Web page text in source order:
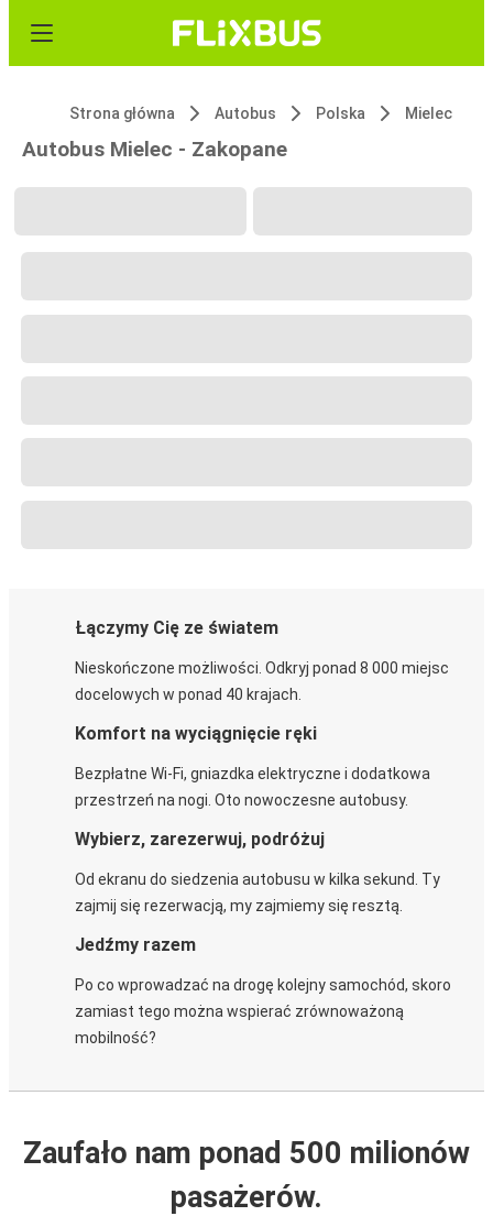
Strona główna Autobus Polska Mielec
Autobus Mielec - Zakopane
Łączymy Cię ze światem
Nieskończone możliwości. Odkryj ponad 8 000 miejsc
docelowych w ponad 40 krajach.
Komfort na wyciągnięcie ręki
Bezpłatne Wi-Fi, gniazdka elektryczne i dodatkowa
przestrzeń na nogi. Oto nowoczesne autobusy.
Wybierz, zarezerwuj, podróżuj
Od ekranu do siedzenia autobusu w kilka sekund. Ty
zajmij się rezerwacją, my zajmiemy się resztą.
Jedźmy razem
Po co wprowadzać na drogę kolejny samochód, skoro
zamiast tego można wspierać zrównoważoną
mobilność?
Zaufało nam ponad 500 milionów
pasażerów.